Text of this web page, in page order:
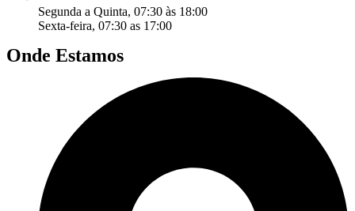
Segunda a Quinta, 07:30 às 18:00
Sexta-feira, 07:30 as 17:00
Onde Estamos